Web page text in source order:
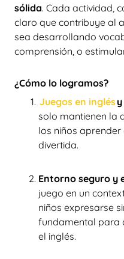
sólida. Cada actividad,
claro que contribuye al
sea desarrollando
comprensión, o
¿Cómo lo logramos?
Juegos en inglés
solo mantienen la
los niños
divertida.
Entorno seguro y
juego en un
niños expresarse
fundamental para
el inglés.